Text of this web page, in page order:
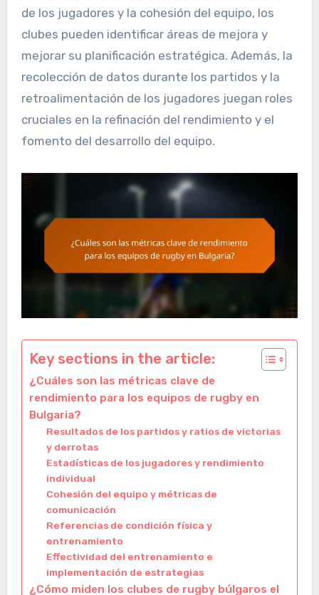
de los jugadores y la cohesión del equipo, los
clubes pueden identificar áreas de mejora y
mejorar su planificación estratégica. Además, la
recolección de datos durante los partidos y la
retroalimentación de los jugadores juegan roles
cruciales en la refinación del rendimiento y el
fomento del desarrollo del equipo.
Key sections in the article:
¿Cuáles son las métricas clave de
rendimiento para los equipos de rugby en
Bulgaria?
Resultados de los partidos y ratios de victorias
y derrotas
Estadísticas de los jugadores y rendimiento
individual
Cohesión del equipo y métricas de
comunicación
Referencias de condición física y
entrenamiento
Effectividad del entrenamiento e
implementación de estrategias
¿Cómo miden los clubes de rugby búlgaros el